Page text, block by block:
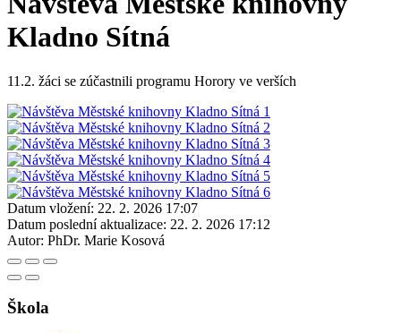
Kladno Sítná
11.2. žáci se zúčastnili programu Horory ve verších
Datum vložení: 22. 2. 2026 17:07
Datum poslední aktualizace: 22. 2. 2026 17:12
Autor: PhDr. Marie Kosová
Škola